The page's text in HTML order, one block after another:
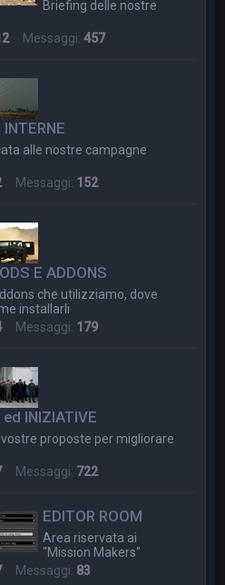
Briefing delle nostre
Messaggi:457
alle nostre campagne
Messaggi: 152
E ADDONS
che utilizziamo, dove
installarli
Messaggi: 179
INIZIATIVE
proposte per migliorare
Messaggi: 722
EDITOR ROOM
Area riservata ai
"Mission Makers"
Messaggi: 83